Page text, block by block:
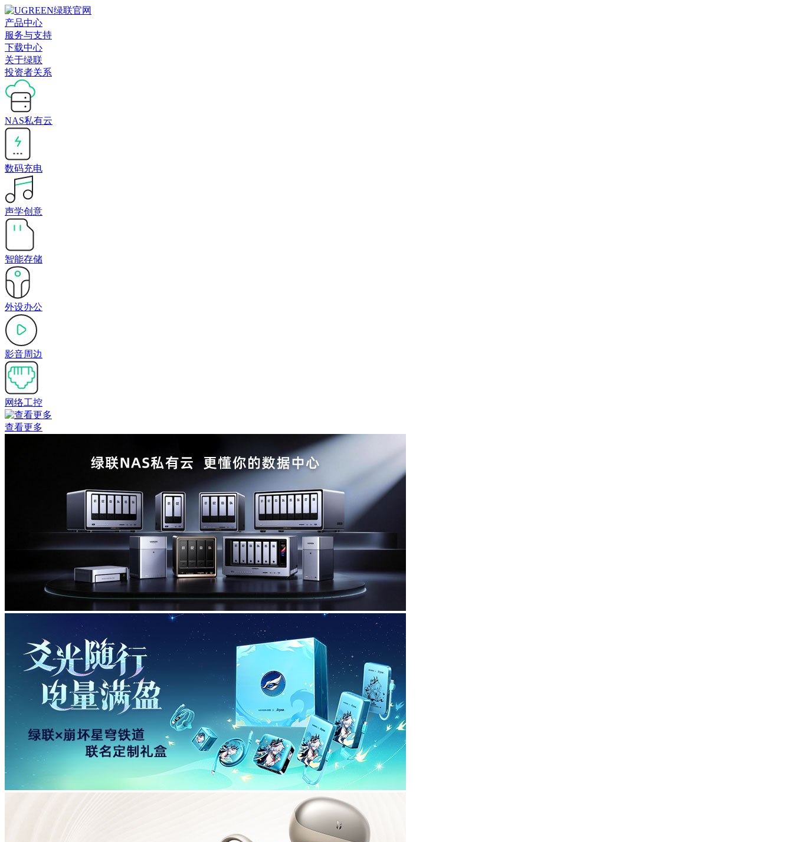
产品中心
服务与支持
下载中心
关于绿联
投资者关系
NAS私有云
数码充电
声学创意
智能存储
外设办公
影音周边
网络工控
查看更多